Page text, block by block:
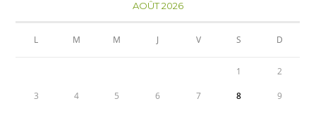
AOÛT 2026
L M M J V S D
1 2
3 4 5 6 7 8 9